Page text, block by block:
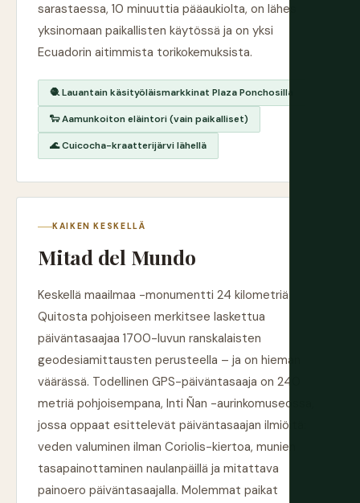
sarastaessa, 10 minuuttia pääaukiolta, on lähes
yksinomaan paikallisten käytössä ja on yksi
Ecuadorin aitimmista torikokemuksista.
🧶 Lauantain käsityöläismarkkinat Plaza Ponchosilla
🐑 Aamunkoiton eläintori (vain paikalliset)
🌊 Cuicocha-kraatterijärvi lähellä
KAIKEN KESKELLÄ
Mitad del Mundo
Keskellä maailmaa -monumentti 24 kilometriä
Quitosta pohjoiseen merkitsee laskettua
päiväntasaajaa 1700-luvun ranskalaisten
geodesiamittausten perusteella – ja on hieman
väärässä. Todellinen GPS-päiväntasaaja on 240
metriä pohjoisempana, Inti Ñan -aurinkomuseossa,
jossa oppaat esittelevät päiväntasaajan ilmiöitä:
veden valuminen ilman Coriolis-kiertoa, munien
tasapainottaminen naulanpäillä ja mitattava
painoero päiväntasaajalla. Molemmat paikat